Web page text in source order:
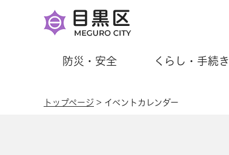
防災・安全 くらし・手続き
トップページ > イベントカレンダー